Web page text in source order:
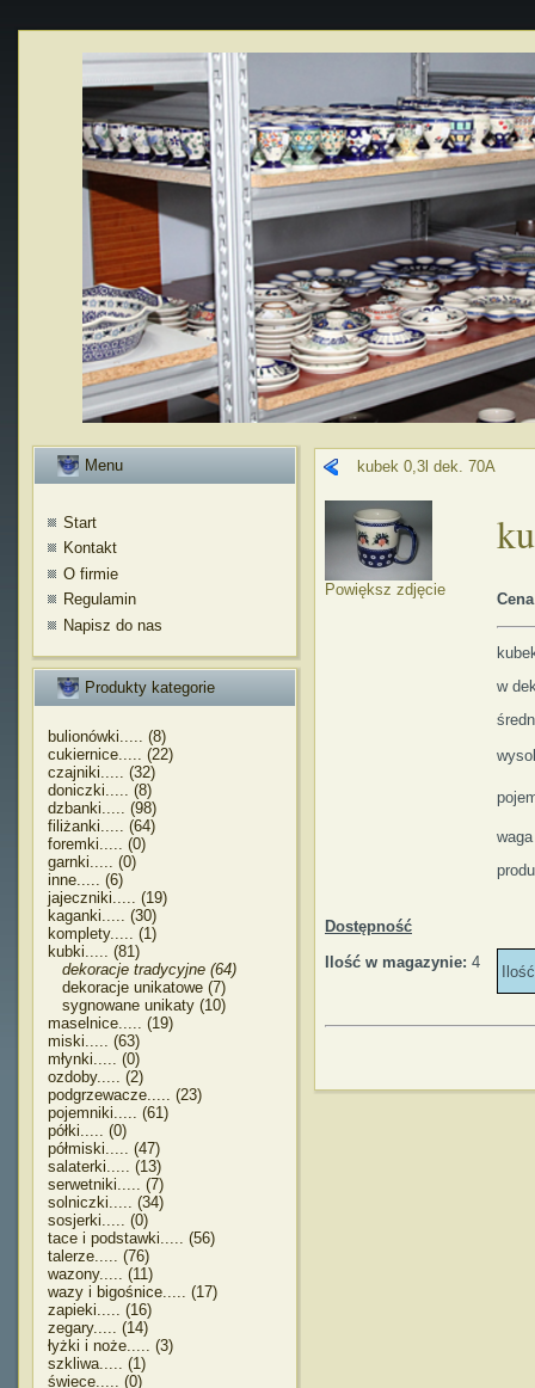
Menu
Start
Kontakt
O firmie
Regulamin
Napisz do nas
Produkty kategorie
bulionówki..... (8)
cukiernice..... (22)
czajniki..... (32)
doniczki..... (8)
dzbanki..... (98)
filiżanki..... (64)
foremki..... (0)
garnki..... (0)
inne..... (6)
jajeczniki..... (19)
kaganki..... (30)
komplety..... (1)
kubki..... (81)
dekoracje tradycyjne (64)
dekoracje unikatowe (7)
sygnowane unikaty (10)
maselnice..... (19)
miski..... (63)
młynki..... (0)
ozdoby..... (2)
podgrzewacze..... (23)
pojemniki..... (61)
półki..... (0)
półmiski..... (47)
salaterki..... (13)
serwetniki..... (7)
solniczki..... (34)
sosjerki..... (0)
tace i podstawki..... (56)
talerze..... (76)
wazony..... (11)
wazy i bigośnice..... (17)
zapieki..... (16)
zegary..... (14)
łyżki i noże..... (3)
szkliwa..... (1)
świece..... (0)
kubek 0,3l dek. 70A
Powiększ zdjęcie
w
Dostępność
Ilość w magazynie: 4